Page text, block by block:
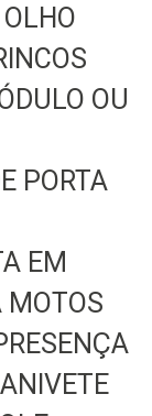
OU
PORTA
EM
MOTOS